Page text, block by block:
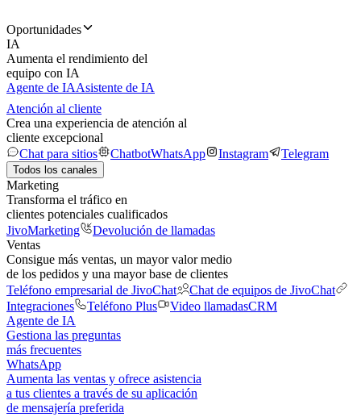
Oportunidades
IA
Aumenta el rendimiento del
equipo con IA
Agente de IAAsistente de IA
Atención al cliente
Crea una experiencia de atención al
cliente excepcional
Chat para sitios
ChatbotWhatsApp Instagram Telegram
Todos los canales
Marketing
Transforma el tráfico en
clientes potenciales cualificados
JivoMarketing
Devolución de llamadas
Ventas
Consigue más ventas, un mayor valor medio
de los pedidos y una mayor base de clientes
Teléfono empresarial de JivoChat
Chat de equipos de JivoChat
Integraciones
Teléfono Plus Video llamadasCRM
Agente de IA
Gestiona las preguntas
más frecuentes
WhatsApp
Aumenta las ventas y ofrece asistencia
a tus clientes a través de su aplicación
de mensajería preferida